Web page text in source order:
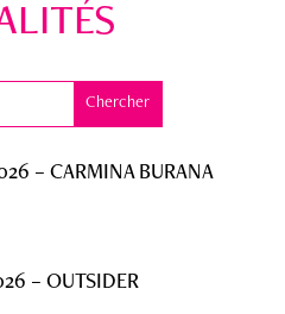
– CARMINA BURANA
– OUTSIDER